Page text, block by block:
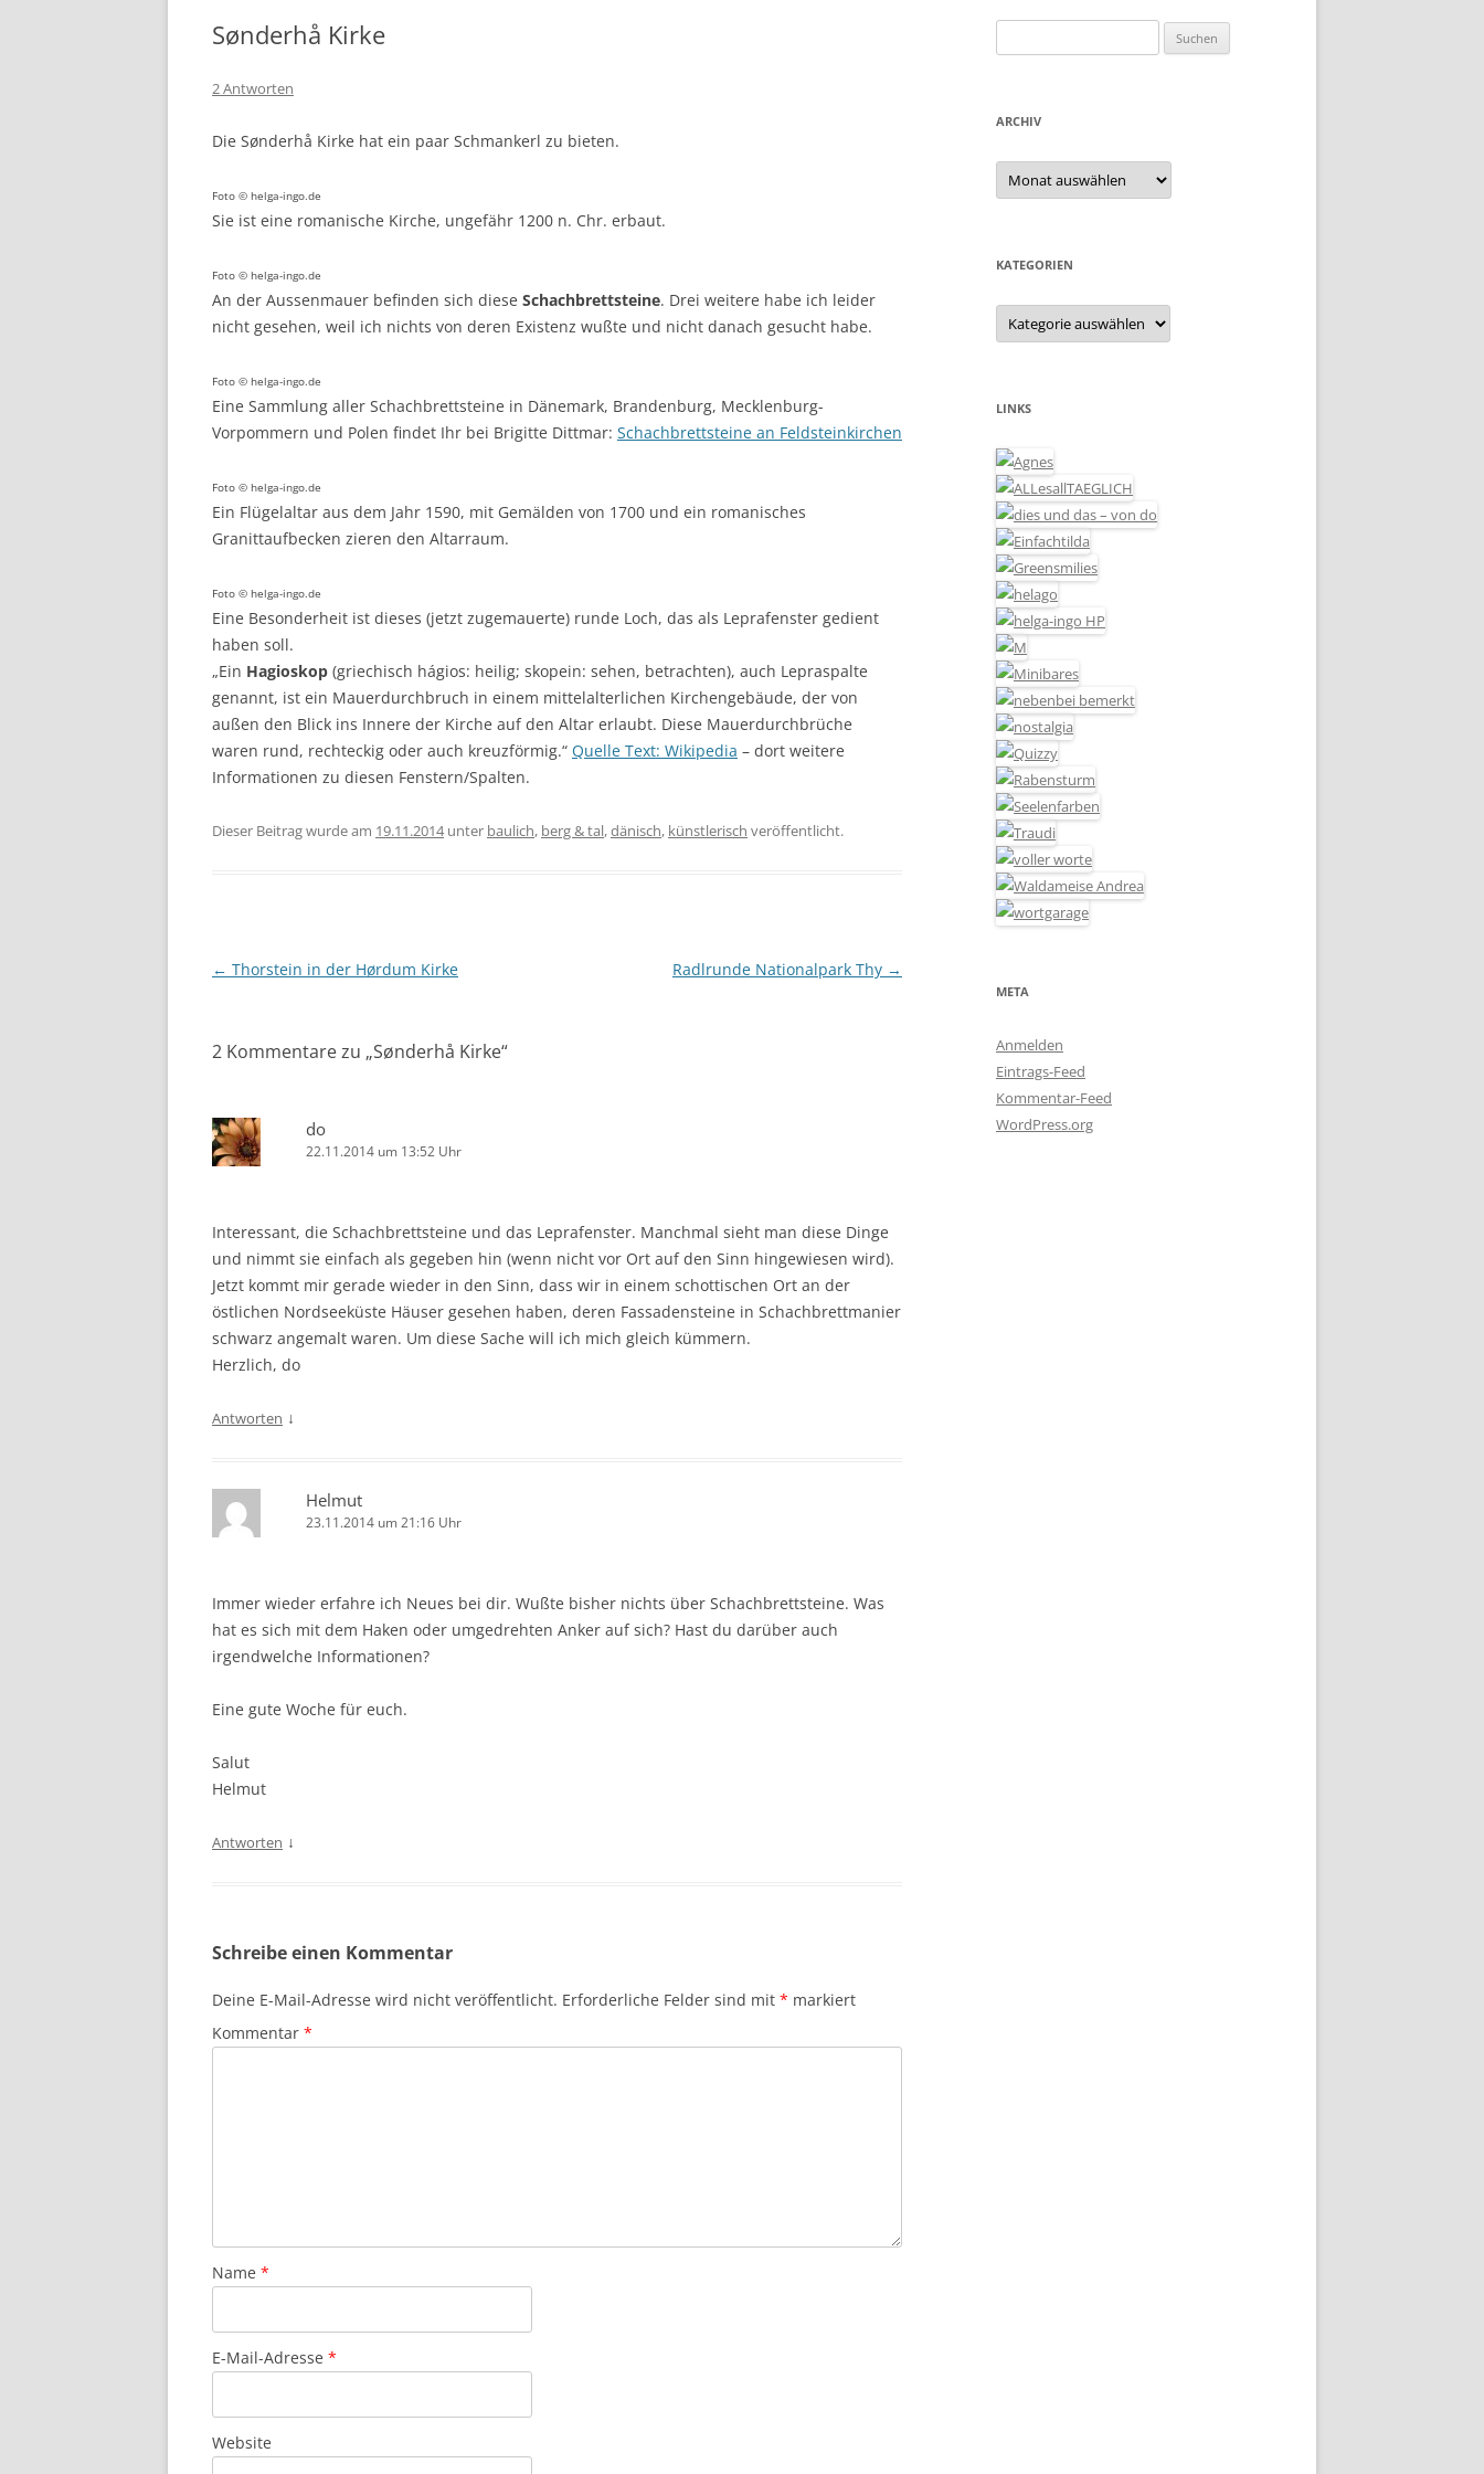
Sønderhå Kirke
2 Antworten
Die Sønderhå Kirke hat ein paar Schmankerl zu bieten.
Foto © helga-ingo.de
Sie ist eine romanische Kirche, ungefähr 1200 n. Chr. erbaut.
Foto © helga-ingo.de
An der Aussenmauer befinden sich diese Schachbrettsteine. Drei weitere habe ich leider
nicht gesehen, weil ich nichts von deren Existenz wußte und nicht danach gesucht habe.
Foto © helga-ingo.de
Eine Sammlung aller Schachbrettsteine in Dänemark, Brandenburg, Mecklenburg-
Vorpommern und Polen findet Ihr bei Brigitte Dittmar: Schachbrettsteine an Feldsteinkirchen
Foto © helga-ingo.de
Ein Flügelaltar aus dem Jahr 1590, mit Gemälden von 1700 und ein romanisches
Granittaufbecken zieren den Altarraum.
Foto © helga-ingo.de
Eine Besonderheit ist dieses (jetzt zugemauerte) runde Loch, das als Leprafenster gedient
haben soll.
„Ein Hagioskop (griechisch hágios: heilig; skopein: sehen, betrachten), auch Lepraspalte
genannt, ist ein Mauerdurchbruch in einem mittelalterlichen Kirchengebäude, der von
außen den Blick ins Innere der Kirche auf den Altar erlaubt. Diese Mauerdurchbrüche
waren rund, rechteckig oder auch kreuzförmig.“ Quelle Text: Wikipedia – dort weitere
Informationen zu diesen Fenstern/Spalten.
Dieser Beitrag wurde am 19.11.2014unter baulich, berg & tal,dänisch, künstlerisch veröffentlicht.
Beitragsnavigation
← Thorstein in der Hørdum Kirke Radlrunde Nationalpark Thy →
2 Kommentare zu „Sønderhå Kirke“
do
22.11.2014 um 13:52 Uhr
Interessant, die Schachbrettsteine und das Leprafenster. Manchmal sieht man diese Dinge
und nimmt sie einfach als gegeben hin (wenn nicht vor Ort auf den Sinn hingewiesen wird).
Jetzt kommt mir gerade wieder in den Sinn, dass wir in einem schottischen Ort an der
östlichen Nordseeküste Häuser gesehen haben, deren Fassadensteine in Schachbrettmanier
schwarz angemalt waren. Um diese Sache will ich mich gleich kümmern.
Herzlich, do
Antworten ↓
Helmut
23.11.2014 um 21:16 Uhr
Immer wieder erfahre ich Neues bei dir. Wußte bisher nichts über Schachbrettsteine. Was
hat es sich mit dem Haken oder umgedrehten Anker auf sich? Hast du darüber auch
irgendwelche Informationen?
Eine gute Woche für euch.
Salut
Helmut
Antworten ↓
Schreibe einen Kommentar
Deine E-Mail-Adresse wird nicht veröffentlicht. Erforderliche Felder sind mit * markiert
Kommentar *
Name *
E-Mail-Adresse *
Website
nach:
ARCHIV
Archiv
KATEGORIEN
Kategorien
LINKS
META
Anmelden
Eintrags-Feed
Kommentar-Feed
WordPress.org